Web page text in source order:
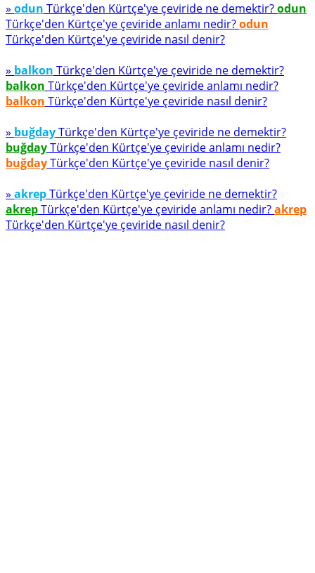
» odun Türkçe'den Kürtçe'ye çeviride ne demektir?odun
Türkçe'den Kürtçe'ye çeviride anlamı nedir?odun
Türkçe'den Kürtçe'ye çeviride nasıl denir?
» balkon Türkçe'den Kürtçe'ye çeviride ne demektir?
balkon Türkçe'den Kürtçe'ye çeviride anlamı nedir?
balkon Türkçe'den Kürtçe'ye çeviride nasıl denir?
» buğdayTürkçe'den Kürtçe'ye çeviride ne demektir?
buğdayTürkçe'den Kürtçe'ye çeviride anlamı nedir?
buğdayTürkçe'den Kürtçe'ye çeviride nasıl denir?
» akrepTürkçe'den Kürtçe'ye çeviride ne demektir?
akrepTürkçe'den Kürtçe'ye çeviride anlamı nedir?akrep
Türkçe'den Kürtçe'ye çeviride nasıl denir?